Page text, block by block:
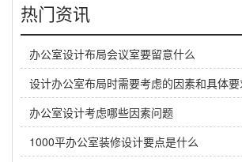
热门资讯
办公室设计布局会议室要留意什么
设计办公室布局时需要考虑的因素和具体
办公室设计考虑哪些因素问题
1000平办公室装修设计要点是什么